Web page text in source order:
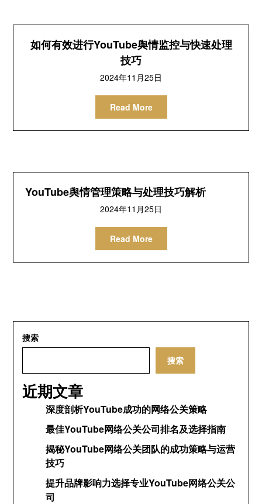
如何有效进行YouTube舆情监控与快速处理
技巧
2024年11月25日
Read More
YouTube舆情管理策略与处理技巧解析
2024年11月25日
Read More
搜索
搜索
近期文章
深度剖析YouTube成功的网络公关策略
最佳YouTube网络公关公司排名及选择指南
揭秘YouTube网络公关团队的成功策略与运营
技巧
提升品牌影响力选择专业YouTube网络公关公
司